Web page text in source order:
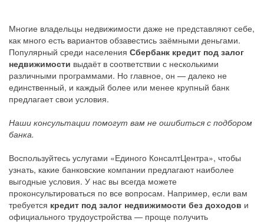
Многие владельцы недвижимости даже не представляют себе,
как много есть вариантов обзавестись заёмными деньгами.
Популярный среди населения Сбербанк кредит под залог
недвижимости выдаёт в соответствии с несколькими
различными программами. Но главное, он — далеко не
единственный, и каждый более или менее крупный банк
предлагает свои условия.
Наши консультации помогут вам не ошибиться с подбором
банка.
Воспользуйтесь услугами «Единого КонсалтЦентра», чтобы
узнать, какие банковские компании предлагают наиболее
выгодные условия. У нас вы всегда можете
проконсультироваться по все вопросам. Например, если вам
требуется кредит под залог недвижимости без доходов и
официального трудоустройства — проще получить